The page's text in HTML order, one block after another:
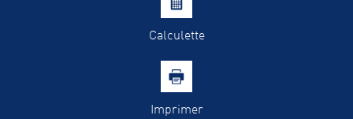
Calculette
Imprimer